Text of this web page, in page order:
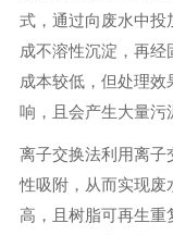
式，通过向废水中投
成不溶性沉淀，再经
成本较低，但处理
响，且会产生大量污
离子交换法利用离子
性吸附，从而实现废
高，且树脂可再生重